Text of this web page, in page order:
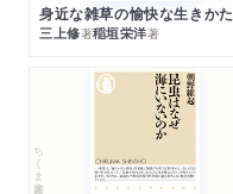
身近な雑草の愉快な生きかた
三上修著稲垣栄洋著
ちくま新書